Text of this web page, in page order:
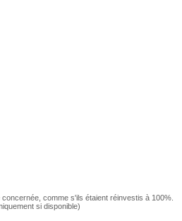
comme s'ils étaient réinvestis à 100%.
si disponible)